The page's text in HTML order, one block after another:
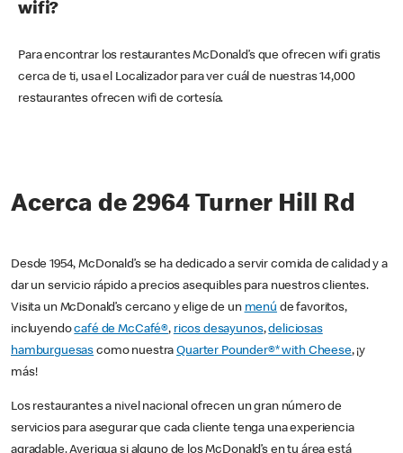
wifi?
Para encontrar los restaurantes McDonald’s que ofrecen wifi gratis
cerca de ti, usa el Localizador para ver cuál de nuestras 14,000
restaurantes ofrecen wifi de cortesía.
Acerca de 2964 Turner Hill Rd
Desde 1954, McDonald’s se ha dedicado a servir comida de calidad y a
dar un servicio rápido a precios asequibles para nuestros clientes.
Visita un McDonald’s cercano y elige de un menú de favoritos,
incluyendocafé de McCafé®, ricos desayunos,deliciosas
hamburguesas como nuestraQuarter Pounder®* with Cheese, ¡y
más!
Los restaurantes a nivel nacional ofrecen un gran número de
servicios para asegurar que cada cliente tenga una experiencia
agradable. Averigua si alguno de los McDonald’s en tu área está